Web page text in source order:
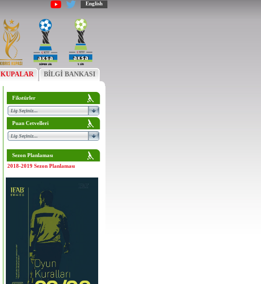
English
KUPALAR BİLGİ BANKASI
Fikstürler
Puan Cetvelleri
Sezon Planlaması
2018-2019 Sezon Planlaması